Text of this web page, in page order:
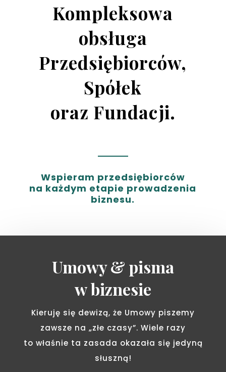
Kompleksowa
obsługa
Przedsiębiorców,
Spółek
oraz Fundacji.
Wspieram przedsiębiorców
na każdym etapie prowadzenia
biznesu.
Umowy & pisma
w biznesie
Kieruję się dewizą, że Umowy piszemy
zawsze na „złe czasy”. Wiele razy
to właśnie ta zasada okazała się jedyną
słuszną!